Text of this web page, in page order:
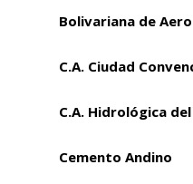
Bolivariana de
C.A. Ciudad
C.A. Hidrológica
Cemento Andino